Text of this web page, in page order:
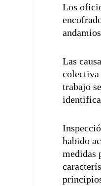
Los
Las
colectiva
trabajo
habido
medidas